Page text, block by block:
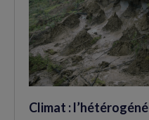
Climat :